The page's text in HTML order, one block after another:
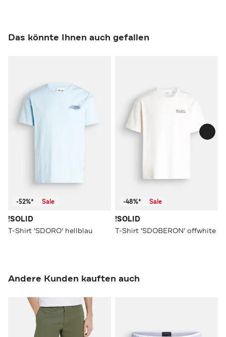
Das könnte Ihnen auch gefallen
-52%* Sale
!SOLID
T-Shirt 'SDORO' hellblau
-48%* Sale
!SOLID
T-Shirt 'SDOBERON' offwhite
Andere Kunden kauften auch